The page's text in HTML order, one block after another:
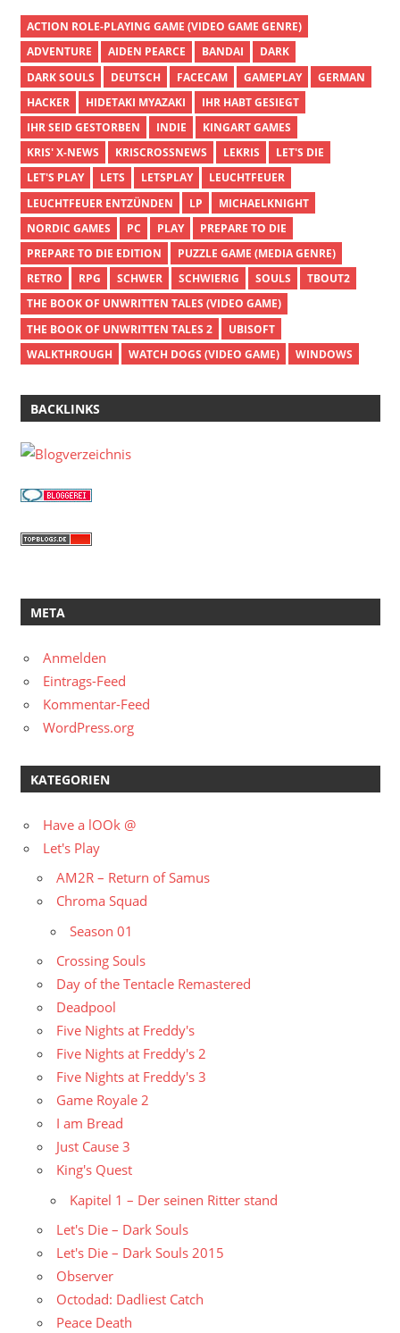
ACTION ROLE-PLAYING GAME (VIDEO GAME GENRE)
ADVENTURE
AIDEN PEARCE BANDAI
DARK
DARK SOULS
DEUTSCH FACECAM GAMEPLAY
GERMAN
HACKER
HIDETAKI MYAZAKI
IHR HABT GESIEGT
IHR SEID GESTORBEN
INDIE
KINGART GAMES
KRIS' X-NEWS
KRISCROSSNEWS LEKRIS
LET'S DIE
LET'S PLAY
LETS LETSPLAY
LEUCHTFEUER
LEUCHTFEUER ENTZÜNDEN
LP
MICHAELKNIGHT
NORDIC GAMES
PC PLAY
PREPARE TO DIE
PREPARE TO DIE EDITION
PUZZLE GAME (MEDIA GENRE)
RETRO
RPG SCHWER SCHWIERIG SOULS
TBOUT2
THE BOOK OF UNWRITTEN TALES (VIDEO GAME)
THE BOOK OF UNWRITTEN TALES 2
UBISOFT
WALKTHROUGH
WATCH DOGS (VIDEO GAME) WINDOWS
BACKLINKS
META
Anmelden
Eintrags-Feed
Kommentar-Feed
WordPress.org
KATEGORIEN
Have a lOOk @
Let's Play
AM2R – Return of Samus
Chroma Squad
Season 01
Crossing Souls
Day of the Tentacle Remastered
Deadpool
Five Nights at Freddy's
Five Nights at Freddy's 2
Five Nights at Freddy's 3
Game Royale 2
I am Bread
Just Cause 3
King's Quest
Kapitel 1 – Der seinen Ritter stand
Let's Die – Dark Souls
Let's Die – Dark Souls 2015
Observer
Octodad: Dadliest Catch
Peace Death